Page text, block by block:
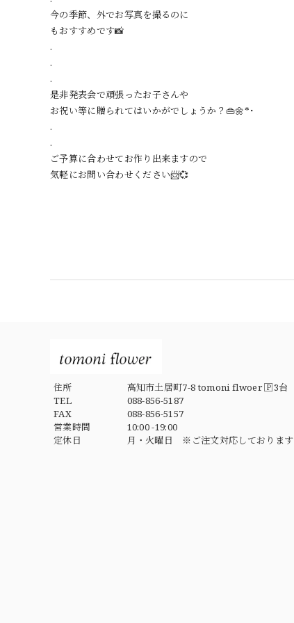
今の季節、外でお写真を撮るのに
もおすすめです📸
.
.
.
是非発表会で頑張ったお子さんや
お祝い等に贈られてはいかがでしょうか？👜🌼*･
.
.
ご予算に合わせてお作り出来ますので
気軽にお問い合わせください📨💞
住所
高知市土居町7-8 tomoni flwoer 🄿3台
TEL
088-856-5187
FAX
088-856-5157
営業時間
10:00 -19:00
定休日
月・火曜日 ※ご注文対応しております